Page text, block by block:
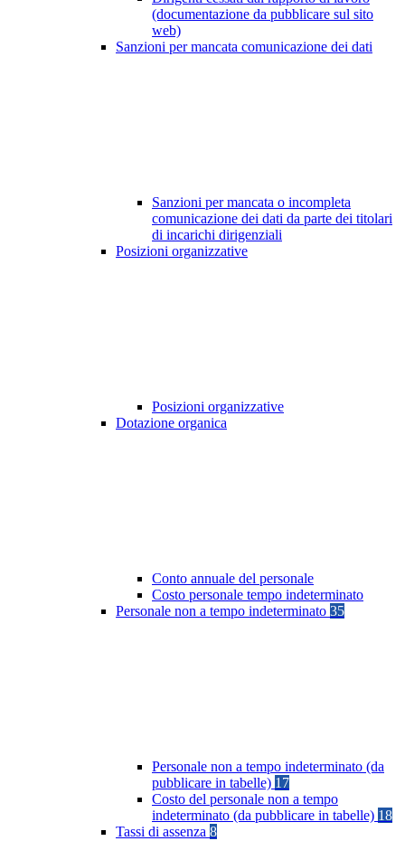
(documentazione da pubblicare sul sito
web)
Sanzioni per mancata comunicazione dei dati
Sanzioni per mancata o incompleta
comunicazione dei dati da parte dei titolari
di incarichi dirigenziali
Posizioni organizzative
Posizioni organizzative
Dotazione organica
Conto annuale del personale
Costo personale tempo indeterminato
Personale non a tempo indeterminato 35
Personale non a tempo indeterminato (da
pubblicare in tabelle) 17
Costo del personale non a tempo
indeterminato (da pubblicare in tabelle) 18
Tassi di assenza 8